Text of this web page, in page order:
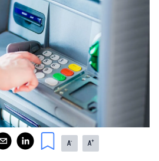
A- A+